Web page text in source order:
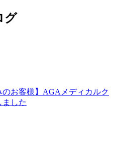
グ
のお客様】AGAメディカルク
ました